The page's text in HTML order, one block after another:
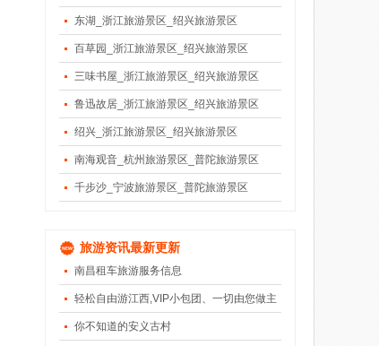
东湖_浙江旅游景区_绍兴旅游景区
百草园_浙江旅游景区_绍兴旅游景区
三味书屋_浙江旅游景区_绍兴旅游景区
鲁迅故居_浙江旅游景区_绍兴旅游景区
绍兴_浙江旅游景区_绍兴旅游景区
南海观音_杭州旅游景区_普陀旅游景区
千步沙_宁波旅游景区_普陀旅游景区
旅游资讯最新更新
南昌租车旅游服务信息
轻松自由游江西,VIP小包团、一切由您做主
你不知道的安义古村